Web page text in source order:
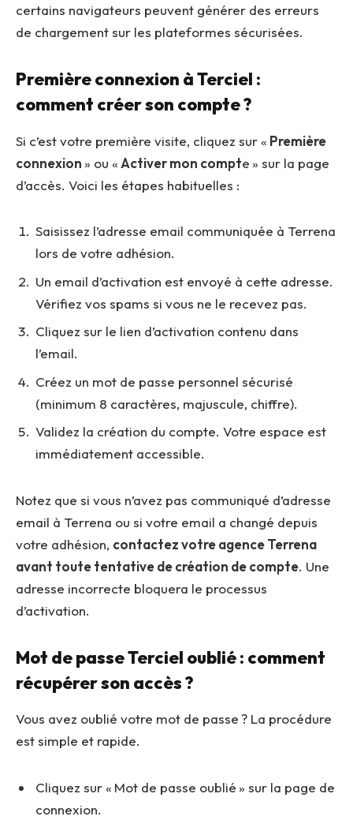
certains navigateurs peuvent générer des erreurs
de chargement sur les plateformes sécurisées.
Première connexion à Terciel :
comment créer son compte ?
Si c’est votre première visite, cliquez sur « Première
connexion » ou « Activer mon compte » sur la page
d’accès. Voici les étapes habituelles :
Saisissez l’adresse email communiquée à Terrena
lors de votre adhésion.
Un email d’activation est envoyé à cette adresse.
Vérifiez vos spams si vous ne le recevez pas.
Cliquez sur le lien d’activation contenu dans
l’email.
Créez un mot de passe personnel sécurisé
(minimum 8 caractères, majuscule, chiffre).
Validez la création du compte. Votre espace est
immédiatement accessible.
Notez que si vous n’avez pas communiqué d’adresse
email à Terrena ou si votre email a changé depuis
votre adhésion, contactez votre agence Terrena
avant toute tentative de création de compte. Une
adresse incorrecte bloquera le processus
d’activation.
Mot de passe Terciel oublié : comment
récupérer son accès ?
Vous avez oublié votre mot de passe ? La procédure
est simple et rapide.
Cliquez sur « Mot de passe oublié » sur la page de
connexion.